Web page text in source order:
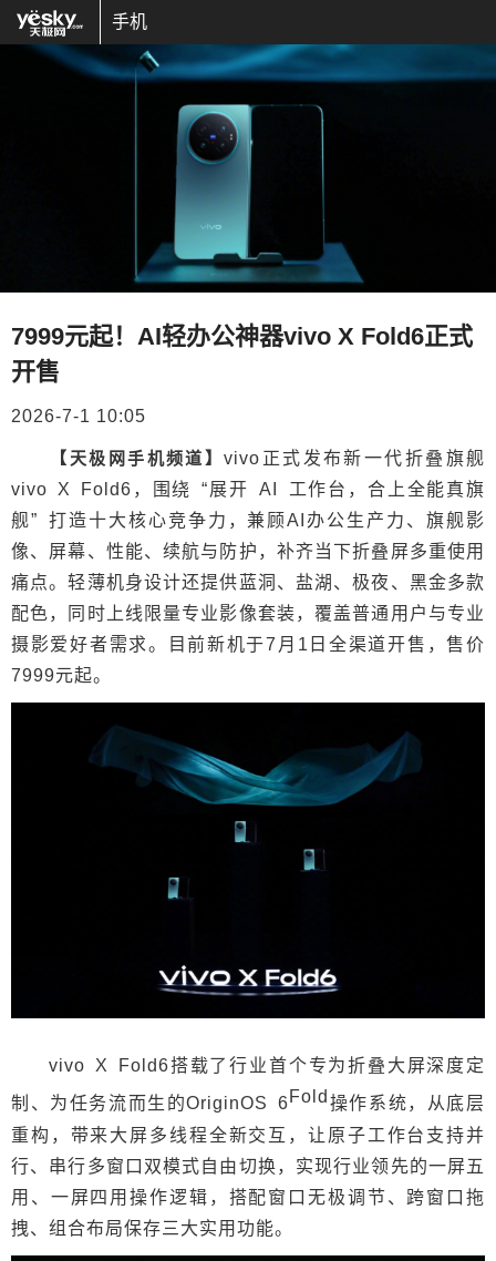
手机
7999元起！AI轻办公神器vivo X Fold6正式
开售
2026-7-1 10:05
【天极网手机频道】vivo正式发布新一代折叠旗舰
vivo X Fold6，围绕 “展开 AI 工作台，合上全能真旗
舰” 打造十大核心竞争力，兼顾AI办公生产力、旗舰影
像、屏幕、性能、续航与防护，补齐当下折叠屏多重使用
痛点。轻薄机身设计还提供蓝洞、盐湖、极夜、黑金多款
配色，同时上线限量专业影像套装，覆盖普通用户与专业
摄影爱好者需求。目前新机于7月1日全渠道开售，售价
7999元起。
vivo X Fold6搭载了行业首个专为折叠大屏深度定
制、为任务流而生的OriginOS 6Fold 操作系统，从底层
重构，带来大屏多线程全新交互，让原子工作台支持并
行、串行多窗口双模式自由切换，实现行业领先的一屏五
用、一屏四用操作逻辑，搭配窗口无极调节、跨窗口拖
拽、组合布局保存三大实用功能。